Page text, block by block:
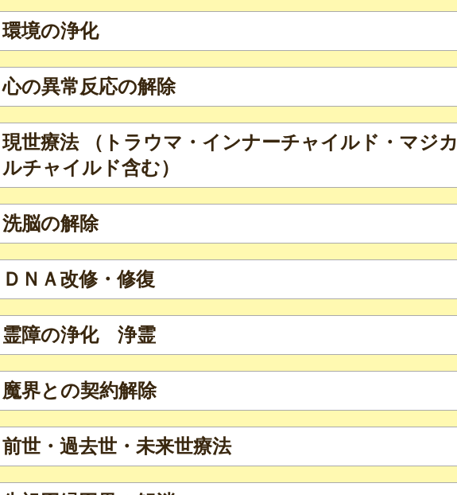
環境の浄化
心の異常反応の解除
現世療法 （トラウマ・インナーチャイルド・マジカ
ルチャイルド含む）
洗脳の解除
ＤＮＡ改修・修復
霊障の浄化 浄霊
魔界との契約解除
前世・過去世・未来世療法